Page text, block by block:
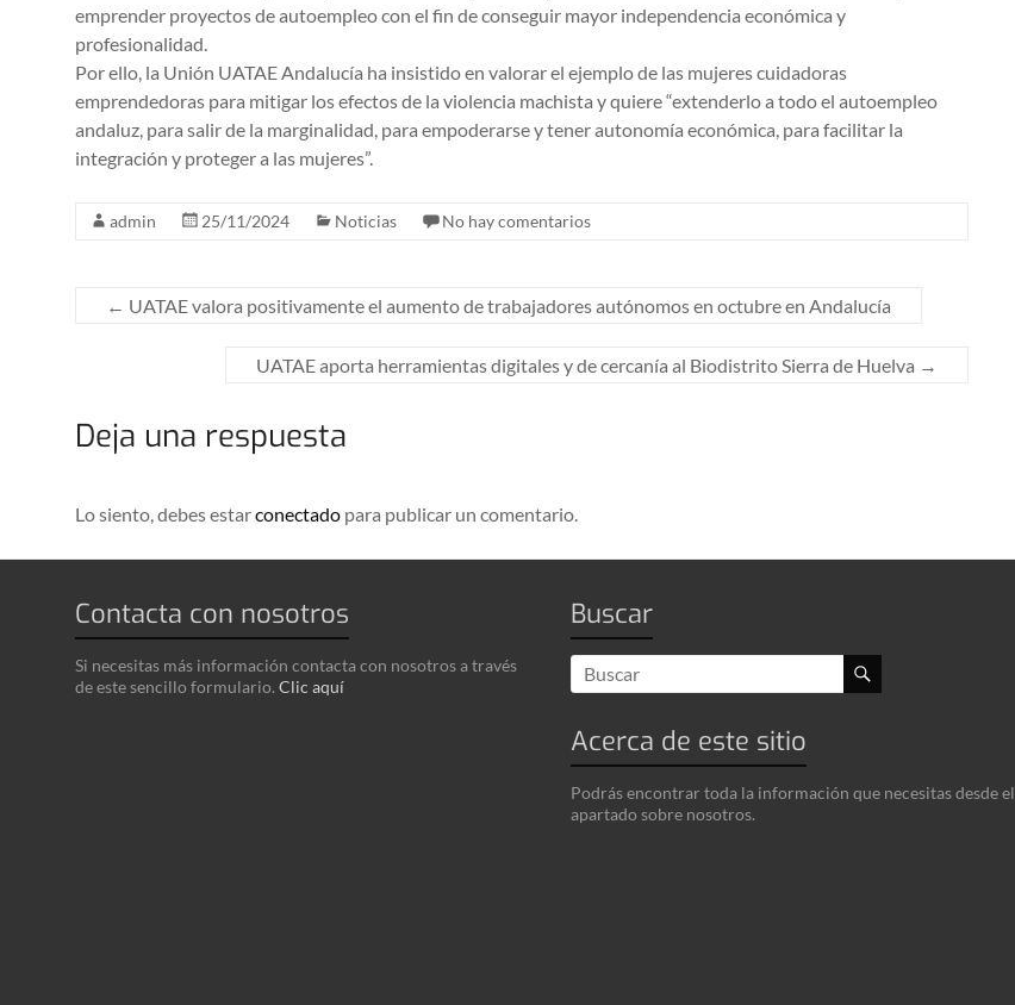
emprender proyectos de autoempleo con el fin de conseguir mayor independencia económica y
profesionalidad.
Por ello, la Unión UATAE Andalucía ha insistido en valorar el ejemplo de las mujeres cuidadoras
emprendedoras para mitigar los efectos de la violencia machista y quiere “extenderlo a todo el autoempleo
andaluz, para salir de la marginalidad, para empoderarse y tener autonomía económica, para facilitar la
integración y proteger a las mujeres”.
admin 25/11/2024 Noticias No hay comentarios
← UATAE valora positivamente el aumento de trabajadores autónomos en octubre en Andalucía
UATAE aporta herramientas digitales y de cercanía al Biodistrito Sierra de Huelva →
Deja una respuesta
Lo siento, debes estarconectado para publicar un comentario.
Contacta con nosotros
Si necesitas más información contacta con nosotros a través
de este sencillo formulario. Clic aquí
Buscar
Acerca de este sitio
Podrás encontrar toda la información que necesitas desde el
apartado sobre nosotros.